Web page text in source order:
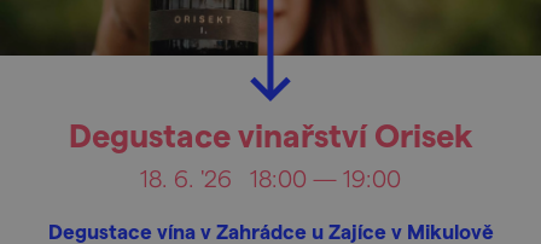
Degustace vinařství Orisek
18. 6. '26 18:00 — 19:00
Degustace vína v Zahrádce u Zajíce v Mikulově